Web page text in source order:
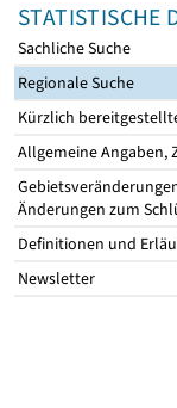
STATISTISCHE
Sachliche Suche
Regionale Suche
Kürzlich
Allgemeine Angaben,
Änderungen zum
Definitionen und
Newsletter